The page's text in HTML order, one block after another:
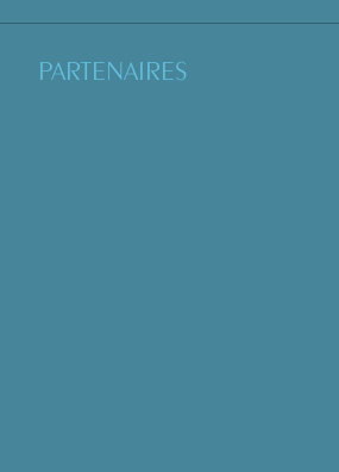
PARTENAIRES